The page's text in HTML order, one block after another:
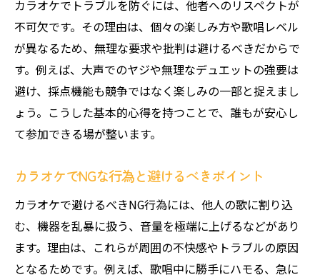
カラオケでトラブルを防ぐには、他者へのリスペクトが
不可欠です。その理由は、個々の楽しみ方や歌唱レベル
が異なるため、無理な要求や批判は避けるべきだからで
す。例えば、大声でのヤジや無理なデュエットの強要は
避け、採点機能も競争ではなく楽しみの一部と捉えまし
ょう。こうした基本的心得を持つことで、誰もが安心し
て参加できる場が整います。
カラオケでNGな行為と避けるべきポイント
カラオケで避けるべきNG行為には、他人の歌に割り込
む、機器を乱暴に扱う、音量を極端に上げるなどがあり
ます。理由は、これらが周囲の不快感やトラブルの原因
となるためです。例えば、歌唱中に勝手にハモる、急に